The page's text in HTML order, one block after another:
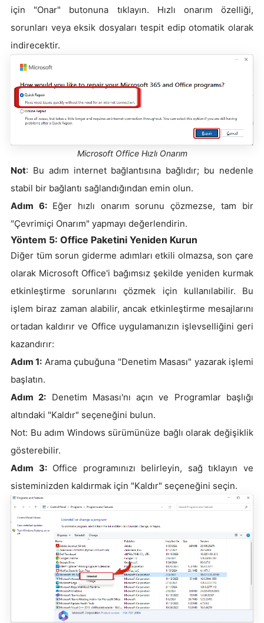
için "Onar" butonuna tıklayın. Hızlı onarım özelliği,
sorunları veya eksik dosyaları tespit edip otomatik olarak
indirecektir.
Microsoft Office Hızlı Onarım
Not: Bu adım internet bağlantısına bağlıdır; bu nedenle
stabil bir bağlantı sağlandığından emin olun.
Adım 6: Eğer hızlı onarım sorunu çözmezse, tam bir
"Çevrimiçi Onarım" yapmayı değerlendirin.
Yöntem 5: Office Paketini Yeniden Kurun
Diğer tüm sorun giderme adımları etkili olmazsa, son çare
olarak Microsoft Office'i bağımsız şekilde yeniden kurmak
etkinleştirme sorunlarını çözmek için kullanılabilir. Bu
işlem biraz zaman alabilir, ancak etkinleştirme mesajlarını
ortadan kaldırır ve Office uygulamanızın işlevselliğini geri
kazandırır:
Adım 1: Arama çubuğuna "Denetim Masası" yazarak işlemi
başlatın.
Adım 2: Denetim Masası'nı açın ve Programlar başlığı
altındaki "Kaldır" seçeneğini bulun.
Not: Bu adım Windows sürümünüze bağlı olarak değişiklik
gösterebilir.
Adım 3:Office programınızı belirleyin, sağ tıklayın ve
sisteminizden kaldırmak için "Kaldır" seçeneğini seçin.